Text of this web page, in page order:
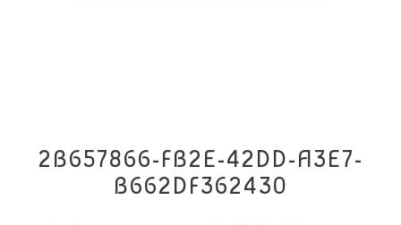
2B657866-FB2E-42DD-A3E7-
B662DF362430